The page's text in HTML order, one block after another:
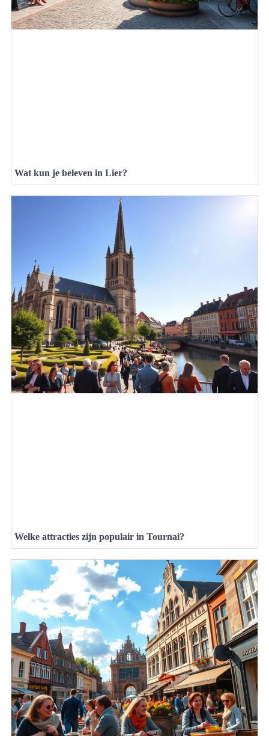
Wat kun je beleven in Lier?
Welke attracties zijn populair in Tournai?